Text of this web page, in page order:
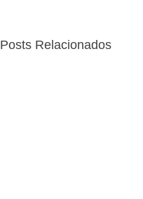
Posts Relacionados